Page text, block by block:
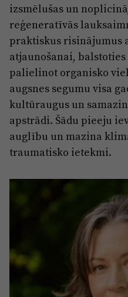
izsmēlušas un
reģeneratīvās
praktiskus risinājumus
atjaunošanai, balstoties
palielinot organisko
augsnes segumu visa
kultūraugus un
apstrādi. Šādu pieeju
auglību un mazina
traumatisko ietekmi.